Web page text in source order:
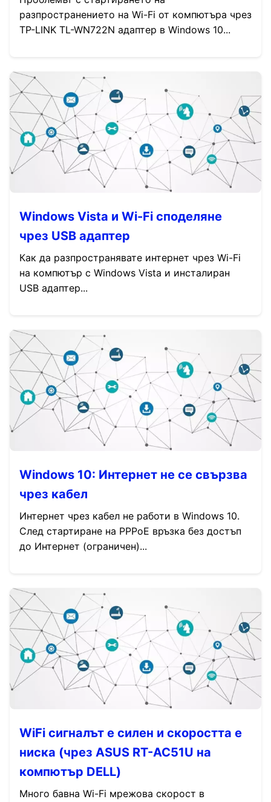
разпространението на Wi-Fi от компютъра чрез
TP-LINK TL-WN722N адаптер в Windows 10...
Windows Vista и Wi-Fi споделяне
чрез USB адаптер
Как да разпространявате интернет чрез Wi-Fi
на компютър с Windows Vista и инсталиран
USB адаптер...
Windows 10: Интернет не се свързва
чрез кабел
Интернет чрез кабел не работи в Windows 10.
След стартиране на PPPoE връзка без достъп
до Интернет (ограничен)...
WiFi сигналът е силен и скоростта е
ниска (чрез ASUS RT-AC51U на
компютър DELL)
Много бавна Wi-Fi мрежова скорост в